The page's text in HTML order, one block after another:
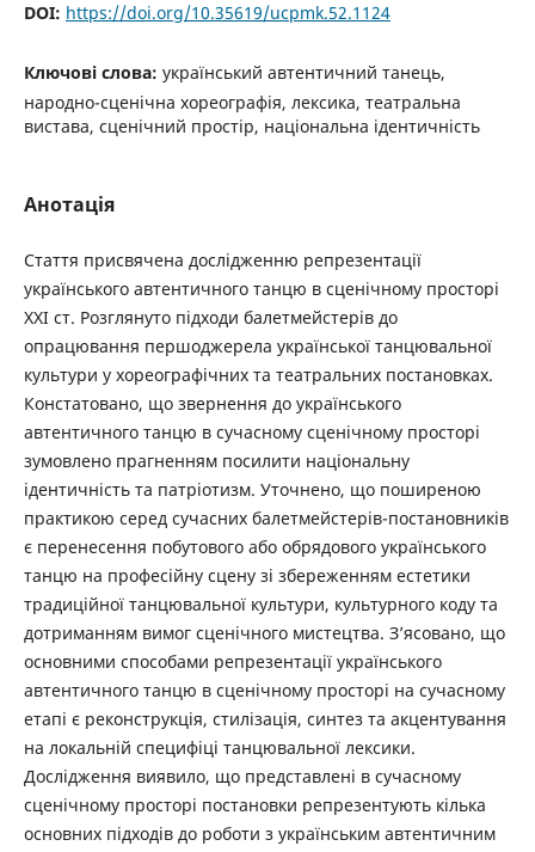
DOI: https://doi.org/10.35619/ucpmk.52.1124
Ключові слова: український автентичний танець,
народно-сценічна хореографія, лексика, театральна
вистава, сценічний простір, національна ідентичність
Анотація
Стаття присвячена дослідженню репрезентації
українського автентичного танцю в сценічному просторі
ХХІ ст. Розглянуто підходи балетмейстерів до
опрацювання першоджерела української танцювальної
культури у хореографічних та театральних постановках.
Констатовано, що звернення до українського
автентичного танцю в сучасному сценічному просторі
зумовлено прагненням посилити національну
ідентичність та патріотизм. Уточнено, що поширеною
практикою серед сучасних балетмейстерів-постановників
є перенесення побутового або обрядового українського
танцю на професійну сцену зі збереженням естетики
традиційної танцювальної культури, культурного коду та
дотриманням вимог сценічного мистецтва. З’ясовано, що
основними способами репрезентації українського
автентичного танцю в сценічному просторі на сучасному
етапі є реконструкція, стилізація, синтез та акцентування
на локальній специфіці танцювальної лексики.
Дослідження виявило, що представлені в сучасному
сценічному просторі постановки репрезентують кілька
основних підходів до роботи з українським автентичним